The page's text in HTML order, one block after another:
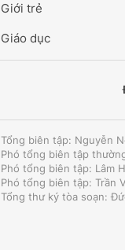
Giới trẻ
Giáo dục
Tổng biên tập: Nguyễn
Phó tổng biên tập
Phó tổng biên tập: Lâm
Phó tổng biên tập: Trần
Tổng thư ký tòa soạn: